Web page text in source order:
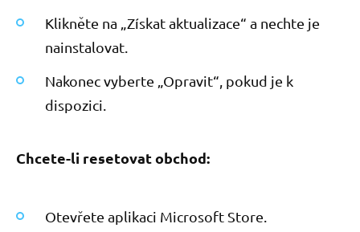
Klikněte na „Získat aktualizace“ a nechte je
nainstalovat.
Nakonec vyberte „Opravit“, pokud je k
dispozici.
Chcete-li resetovat obchod:
Otevřete aplikaci Microsoft Store.